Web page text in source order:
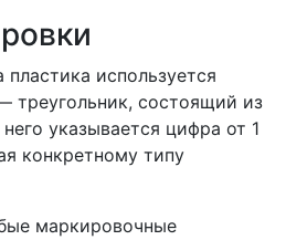
используется
треугольник, состоящий из
указывается цифра от 1
конкретному типу
маркировочные